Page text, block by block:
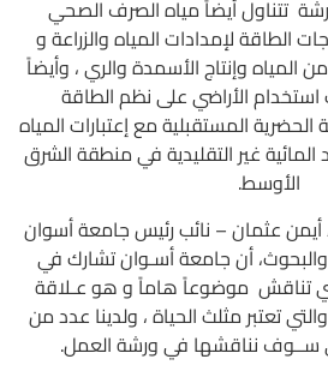
تتناول أيضاً مياه الصرف الصحي
الطاقة لإمدادات المياه والزراعة و
المياه وإنتاج الأسمدة والري ، وأيضاً
استخدام الأراضي على نظم الطاقة
المستقبلية مع إعتبارات المياه
المائية غير التقليدية في منطقة الشرق
الأوسط.
أيمن عثمان – نائب رئيس جامعة أسوان
والبحوث، أن جامعة أسـوان تشارك في
تناقش موضوعاً هاماً و هو عـلاقة
تعتبر مثلث الحياة ، ولدينا عدد من
ســوف نناقشها في ورشة العمل.